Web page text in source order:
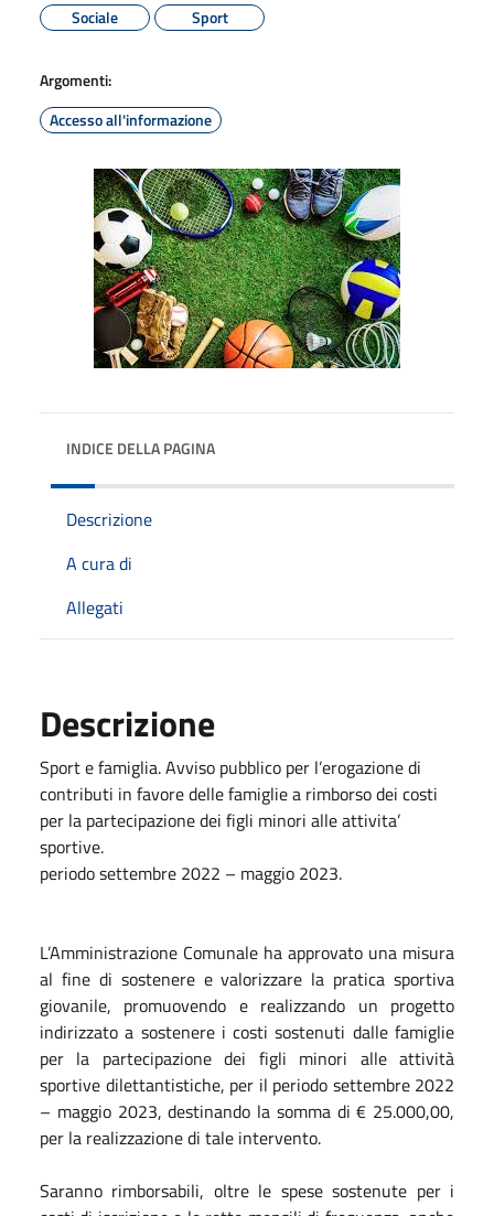
Sociale
Sport
Argomenti:
Accesso all'informazione
INDICE DELLA PAGINA
Descrizione
A cura di
Allegati
Descrizione
Sport e famiglia. Avviso pubblico per l’erogazione di
contributi in favore delle famiglie a rimborso dei costi
per la partecipazione dei figli minori alle attivita’
sportive.
periodo settembre 2022 – maggio 2023.
L’Amministrazione Comunale ha approvato una misura
al fine di sostenere e valorizzare la pratica sportiva
giovanile, promuovendo e realizzando un progetto
indirizzato a sostenere i costi sostenuti dalle famiglie
per la partecipazione dei figli minori alle attività
sportive dilettantistiche, per il periodo settembre 2022
– maggio 2023, destinando la somma di € 25.000,00,
per la realizzazione di tale intervento.
Saranno rimborsabili, oltre le spese sostenute per i